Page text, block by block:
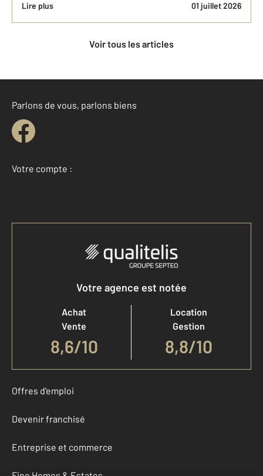
Lire plus 01 juillet 2026
Voir tous les articles
Parlons de vous, parlons biens
Votre compte :
Accéder à mon compte
Votre agence est notée
Achat
Vente
8,6/10
Location
Gestion
8,8/10
Offres d'emploi
Devenir franchisé
Entreprise et commerce